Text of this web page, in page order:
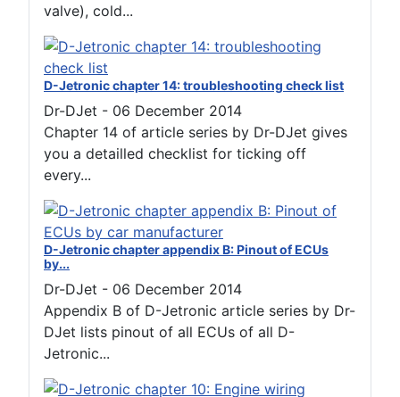
valve), cold...
D-Jetronic chapter 14: troubleshooting check list
Dr-DJet - 06 December 2014
Chapter 14 of article series by Dr-DJet gives
you a detailled checklist for ticking off
every...
D-Jetronic chapter appendix B: Pinout of ECUs
by...
Dr-DJet - 06 December 2014
Appendix B of D-Jetronic article series by Dr-
DJet lists pinout of all ECUs of all D-
Jetronic...